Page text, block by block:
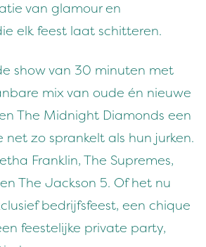
van glamour en
elk feest laat schitteren.
show van 30 minuten met
mix van oude én nieuwe
The Midnight Diamonds een
net zo sprankelt als hun jurken.
Franklin, The Supremes,
The Jackson 5. Of het nu
bedrijfsfeest, een chique
feestelijke private party,